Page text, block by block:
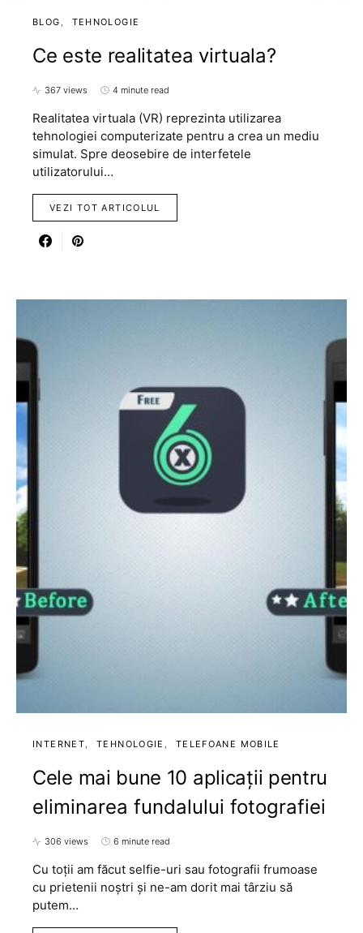
BLOG TEHNOLOGIE
Ce este realitatea virtuala?
367 views 4 minute read
Realitatea virtuala (VR) reprezinta utilizarea
tehnologiei computerizate pentru a crea un mediu
simulat. Spre deosebire de interfetele
utilizatorului…
VEZI TOT ARTICOLUL
INTERNET TEHNOLOGIE TELEFOANE MOBILE
Cele mai bune 10 aplicații pentru
eliminarea fundalului fotografiei
306 views 6 minute read
Cu toții am făcut selfie-uri sau fotografii frumoase
cu prietenii noștri și ne-am dorit mai târziu să
putem…